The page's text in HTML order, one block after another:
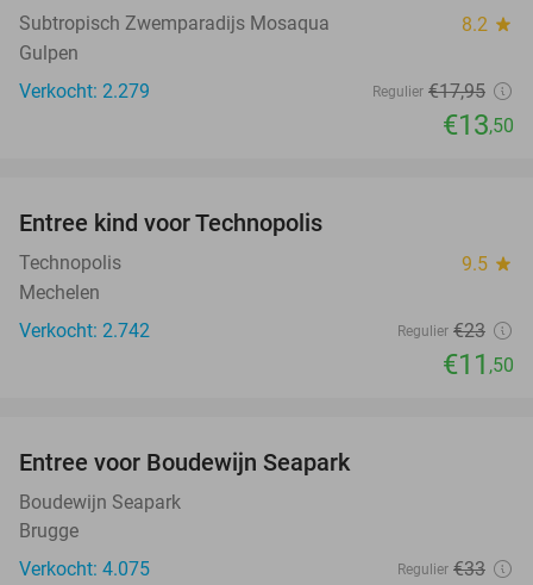
Subtropisch Zwemparadijs Mosaqua 8.2 star
Gulpen
Verkocht: 2.279
Regulier €17,95
€13,50
Entree kind voor Technopolis
Technopolis 9.5 star
Mechelen
Verkocht: 2.742
Regulier €23
€11 ,50
Entree voor Boudewijn Seapark
Boudewijn Seapark
Brugge
Verkocht: 4.075
Regulier €33